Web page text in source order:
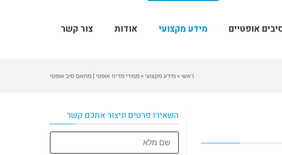
אופטיים מידע מקצועי אודות צור קשר
ראשי »מידע מקצועי »ממירי מדיה אופטי | מתאם סיב אופטי
השאירו פרטים וניצור אתכם קשר
שם
מלא